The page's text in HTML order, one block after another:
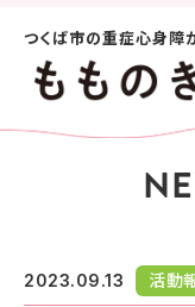
つくば市の重症心身障
2023.09.13 活動